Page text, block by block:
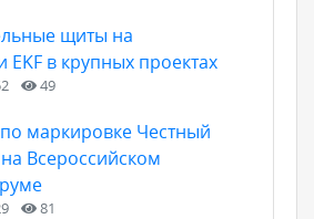
щиты на
в крупных проектах
49
маркировке Честный
Всероссийском
81